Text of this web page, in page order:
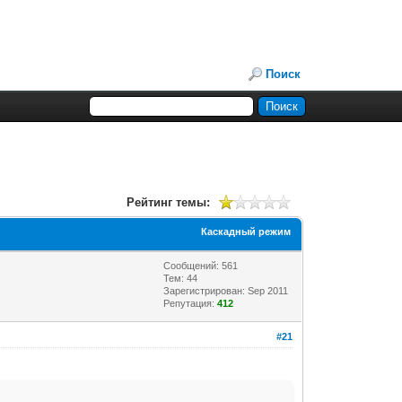
Поиск
Рейтинг темы:
Каскадный режим
Сообщений: 561
Тем: 44
Зарегистрирован: Sep 2011
Репутация:412
#21